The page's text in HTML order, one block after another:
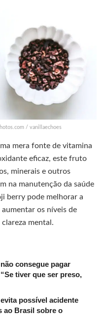
/ vanillaechoes
mera fonte de vitamina
eficaz, este fruto
minerais e outros
na manutenção da saúde
berry pode melhorar a
os níveis de
mental.
consegue pagar
tiver que ser preso,
possível acidente
ao Brasil sobre o